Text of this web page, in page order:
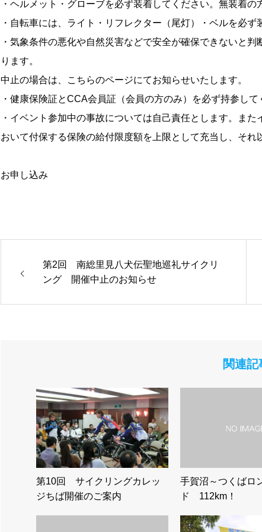
・ヘルメット・グローブを必ず装着してください。無装着の
・自転車には、ライト・リフレクター（尾灯）・ベルを必ず
・気象条件の悪化や自然災害などで安全が確保できないと
ります。
中止の場合は、こちらのページにてお知らせいたします。
・健康保険証とCCA会員証（会員の方のみ）を必ず持参して
・イベント参加中の事故については自己責任とします。ま
おいて付保する保険の給付限度額を上限として充当し、それ
お申し込み
第2回 南総里見八犬伝聖地巡礼サイクリ
ング 開催中止のお知らせ
関連記
第10回 サイクリングカレッ
ジちば開催のご案内
手賀沼～つくばロ
ド 112km！